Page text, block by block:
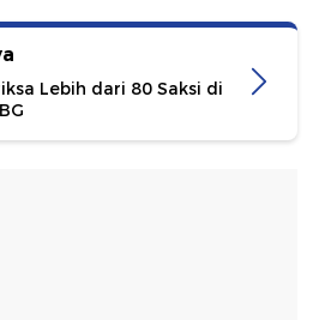
Lebih dari 80 Saksi di